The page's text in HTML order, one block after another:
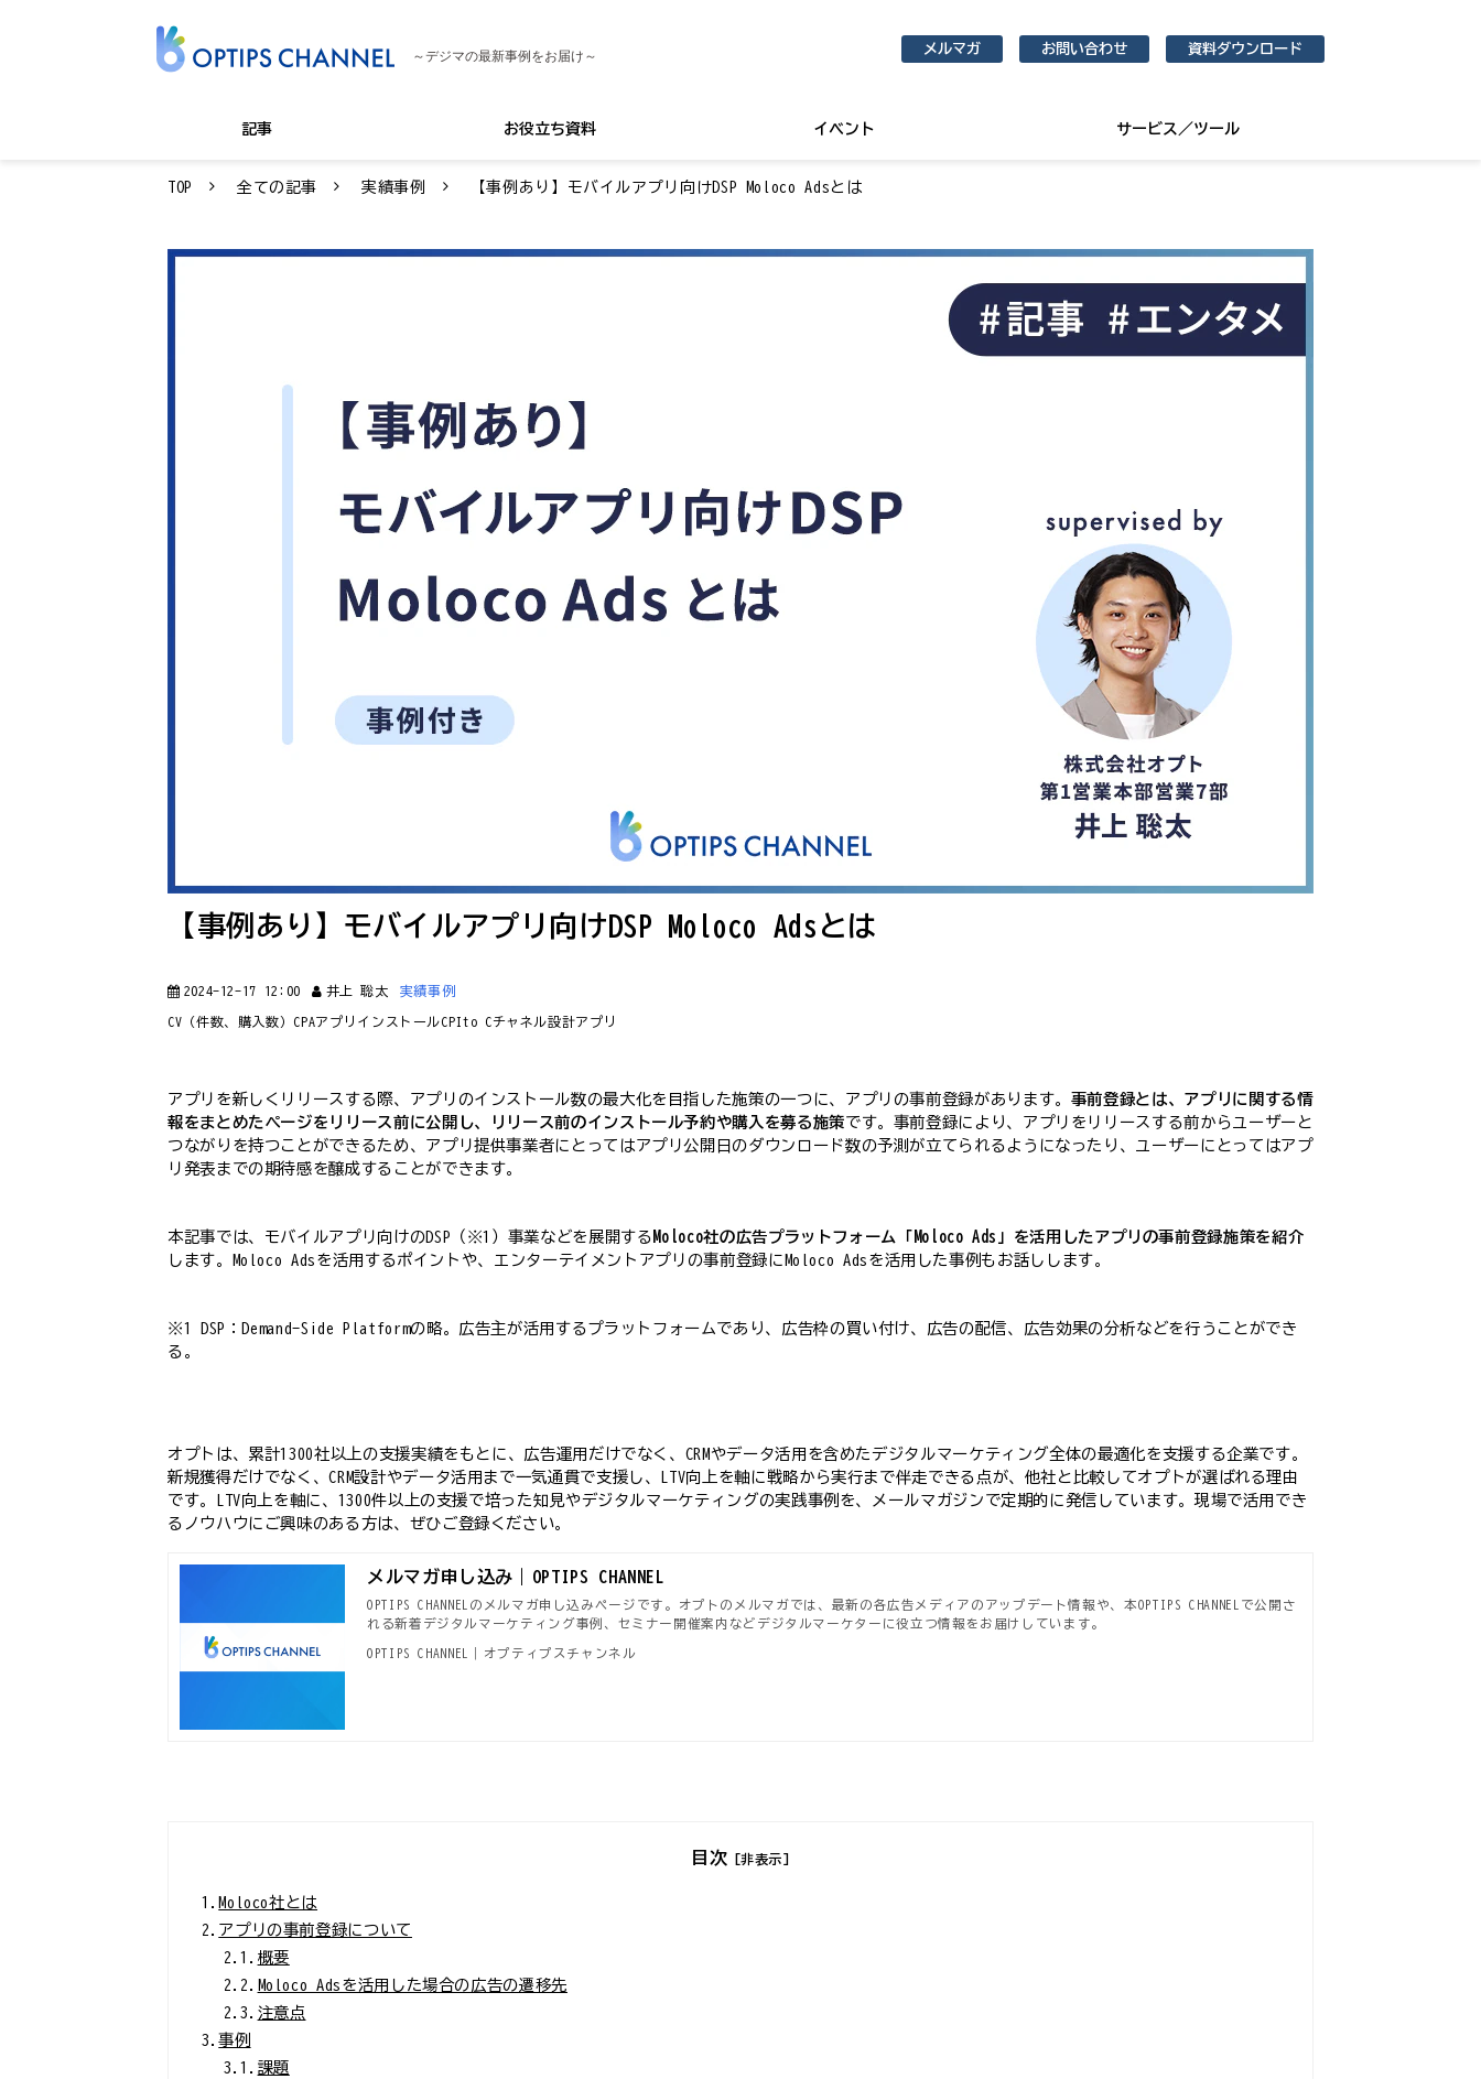
～デジマの最新事例をお届け～ メルマガ お問い合わせ 資料ダウンロード
記事 お役立ち資料 イベント サービス／ツール
TOP 全ての記事 実績事例 【事例あり】モバイルアプリ向けDSP Moloco Adsとは
【事例あり】モバイルアプリ向けDSP Moloco Adsとは
2024-12-17 12:00 井上 聡太 実績事例
CV（件数、購入数） CPAアプリインストールCPIto Cチャネル設計アプリ
アプリを新しくリリースする際、アプリのインストール数の最大化を目指した施策の一つに、アプリの事前登録があります。 事前登録とは、アプリに関する情
報をまとめたページをリリース前に公開し、リリース前のインストール予約や購入を募る施策です。事前登録により、アプリをリリースする前からユーザーと
つながりを持つことができるため、アプリ提供事業者にとってはアプリ公開日のダウンロード数の予測が立てられるようになったり、ユーザーにとってはアプ
リ発表までの期待感を醸成することができます。
本記事では、モバイルアプリ向けのDSP（※1）事業などを展開する Moloco社の広告プラットフォーム「Moloco Ads」を活用したアプリの事前登録施策を紹介
します。Moloco Adsを活用するポイントや、エンターテイメントアプリの事前登録にMoloco Adsを活用した事例もお話しします。
※1 DSP：Demand-Side Platformの略。広告主が活用するプラットフォームであり、広告枠の買い付け、広告の配信、広告効果の分析などを行うことができ
る。
オプトは、累計1300社以上の支援実績をもとに、広告運用だけでなく、CRMやデータ活用を含めたデジタルマーケティング全体の最適化を支援する企業です。
新規獲得だけでなく、CRM設計やデータ活用まで一気通貫で支援し、LTV向上を軸に戦略から実行まで伴走できる点が、他社と比較してオプトが選ばれる理由
です。LTV向上を軸に、1300件以上の支援で培った知見やデジタルマーケティングの実践事例を、メールマガジンで定期的に発信しています。現場で活用でき
るノウハウにご興味のある方は、ぜひご登録ください。
メルマガ申し込み｜OPTIPS CHANNEL
OPTIPS CHANNELのメルマガ申し込みページです。オプトのメルマガでは、最新の各広告メディアのアップデート情報や、本OPTIPS CHANNELで公開さ
れる新着デジタルマーケティング事例、セミナー開催案内などデジタルマーケターに役立つ情報をお届けしています。
OPTIPS CHANNEL｜オプティプスチャンネル
目次 [非表示]
1. Moloco社とは
2. アプリの事前登録について
2.1. 概要
2.2. Moloco Adsを活用した場合の広告の遷移先
2.3. 注意点
3.事例
3.1. 課題